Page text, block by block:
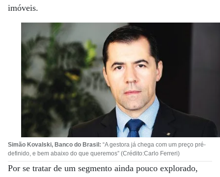
imóveis.
Simão Kovalski, Banco do Brasil: “A gestora já chega com um preço pré-
definido, e bem abaixo do que queremos” (Crédito:Carlo Ferreri)
Por se tratar de um segmento ainda pouco explorado,